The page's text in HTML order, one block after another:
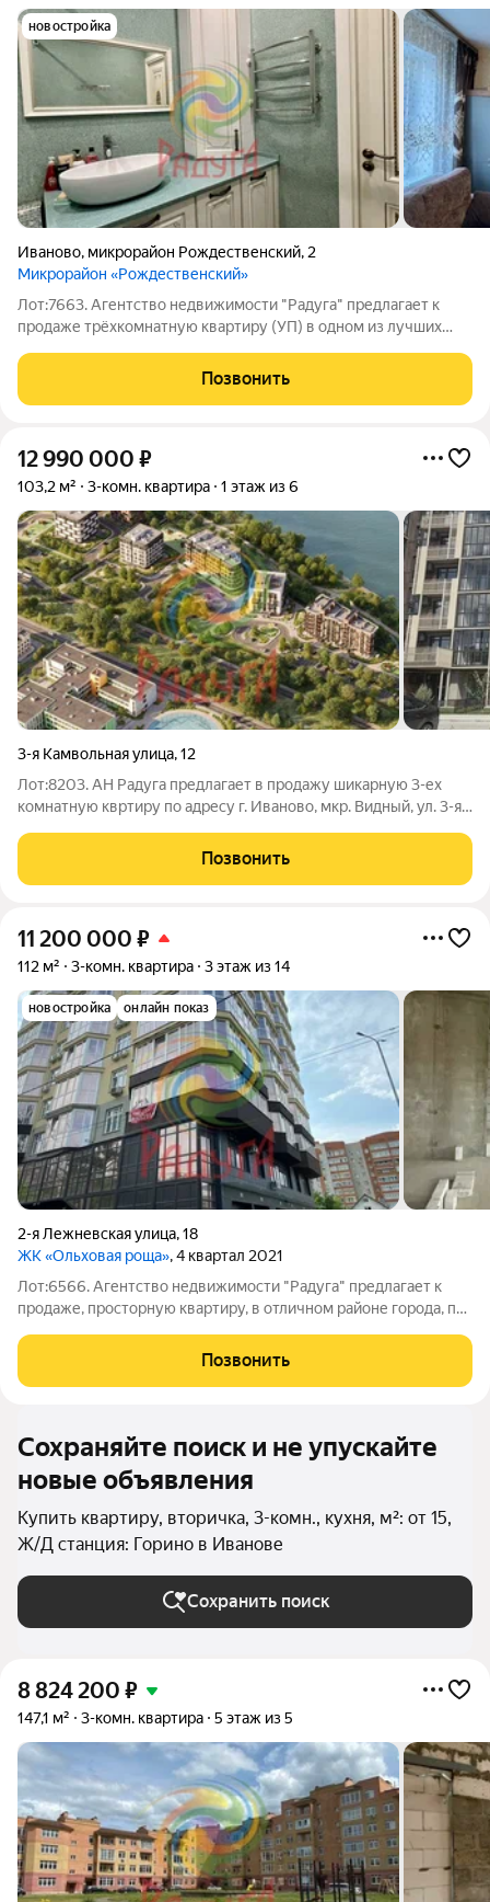
новостройка
Иваново, микрорайон Рождественский, 2
Микрорайон «Рождественский»
Лот:7663. Агентство недвижимости "Радуга" предлагает к
продаже трёхкомнатную квартиру (УП) в одном из лучших
этаже 17-ти этажного панельного жилого дома 2017 года
Позвонить
12 990 000 ₽
103,2 м² 3-комн. квартира 1 этаж из 6
3-я Камвольная улица,12
Лот:8203. АН Радуга предлагает в продажу шикарную 3-ех
комнатную квртиру по адресу г. Иваново, мкр. Видный, ул. 3-я
сдачи: Сдан 3 кв. 2025; Тип дома: кирпичный; Этаж: 1 из 6; Лифт:
1;
Позвонить
11 200 000 ₽
112 м² 3-комн. квартира 3 этаж из 14
новостройка онлайн показ
2-я Лежневская улица,18
ЖК «Ольховая роща», 4 квартал 2021
Лот:6566. Агентство недвижимости "Радуга" предлагает к
продаже, просторную квартиру, в отличном районе города, по
Роща". О доме: Монолитно кирпичный Сдан в 2021 году
Закрытая территория
Позвонить
Сохраняйте поиск и не упускайте
новые объявления
Купить квартиру, вторичка, 3-комн., кухня, м²: от 15,
Ж/Д станция: Горино в Иванове
Сохранить поиск
8 824 200 ₽
147,1 м² 3-комн. квартира 5 этаж из 5